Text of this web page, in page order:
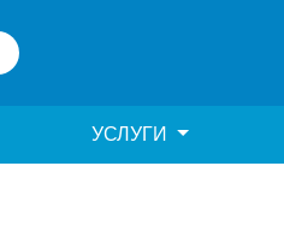
УСЛУГИ